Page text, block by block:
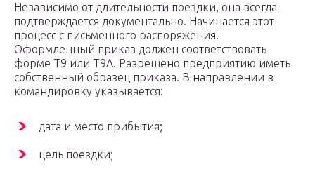
Независимо от длительности поездки, она всегда
подтверждается документально. Начинается этот
процесс с письменного распоряжения.
Оформленный приказ должен соответствовать
форме Т9 или Т9А. Разрешено предприятию иметь
собственный образец приказа. В направлении в
командировку указывается:
дата и место прибытия;
цель поездки;